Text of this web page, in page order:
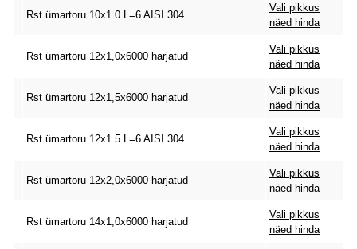
Rst ümartoru 10x1.0 L=6 AISI 304
Vali pikkus
näed hinda
Rst ümartoru 12x1,0x6000 harjatud
Vali pikkus
näed hinda
Rst ümartoru 12x1,5x6000 harjatud
Vali pikkus
näed hinda
Rst ümartoru 12x1.5 L=6 AISI 304
Vali pikkus
näed hinda
Rst ümartoru 12x2,0x6000 harjatud
Vali pikkus
näed hinda
Rst ümartoru 14x1,0x6000 harjatud
Vali pikkus
näed hinda